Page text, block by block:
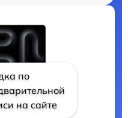
по
на сайте